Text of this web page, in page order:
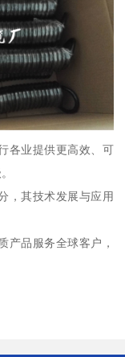
各业提供更高效、可
，其技术发展与应用
产品服务全球客户，